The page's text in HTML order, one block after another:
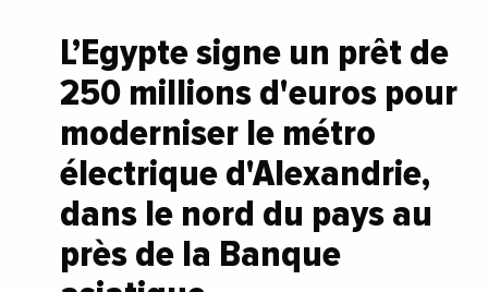
L’Egypte signe un prêt de
250 millions d'euros pour
moderniser le métro
électrique d'Alexandrie,
dans le nord du pays au
près de la Banque